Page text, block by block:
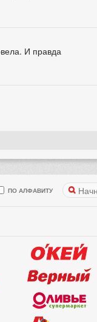
И правда
ПО АЛФАВИТУ